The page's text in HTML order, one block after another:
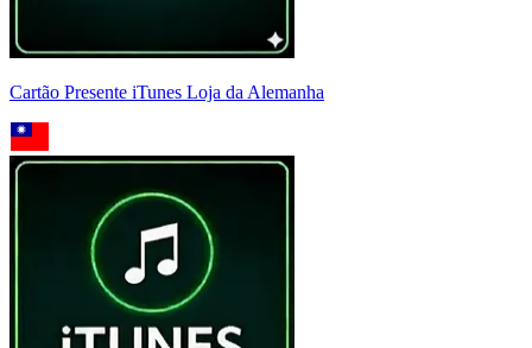
Cartão Presente iTunes Loja da Alemanha